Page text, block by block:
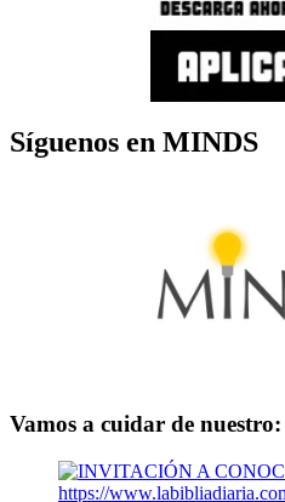
Síguenos en MINDS
Vamos a cuidar de nuestro: